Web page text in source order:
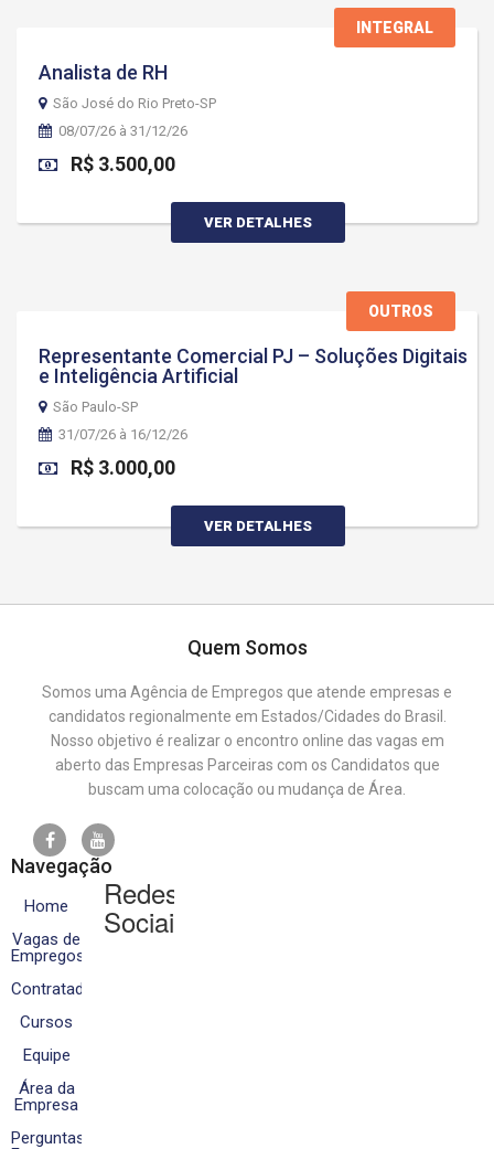
INTEGRAL
Analista de RH
São José do Rio Preto-SP
08/07/26 à 31/12/26
R$ 3.500,00
VER DETALHES
OUTROS
Representante Comercial PJ – Soluções Digitais
e Inteligência Artificial
São Paulo-SP
31/07/26 à 16/12/26
R$ 3.000,00
VER DETALHES
Quem Somos
Somos uma Agência de Empregos que atende empresas e
candidatos regionalmente em Estados/Cidades do Brasil.
Nosso objetivo é realizar o encontro online das vagas em
aberto das Empresas Parceiras com os Candidatos que
buscam uma colocação ou mudança de Área.
Navegação
Home
Vagas de
Empregos
Contratados
Cursos
Equipe
Área da
Empresa
Perguntas
Redes
Sociais